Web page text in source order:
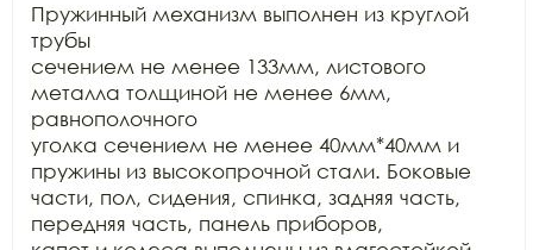
Пружинный механизм выполнен из круглой
трубы
сечением не менее 133мм, листового
металла толщиной не менее 6мм,
равнополочного
уголка сечением не менее 40мм*40мм и
пружины из высокопрочной стали. Боковые
части, пол, сидения, спинка, задняя часть,
передняя часть, панель приборов,